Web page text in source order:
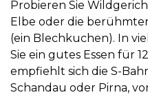
Probieren Sie
Elbe oder die
(ein Blechkuchen). In
Sie ein gutes Essen für
empfiehlt sich die S-
Schandau oder Pirna,